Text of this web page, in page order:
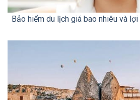
Bảo hiểm du lịch giá bao nhiêu và